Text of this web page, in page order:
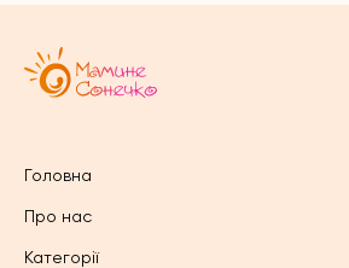
Головна
Про нас
Категорії